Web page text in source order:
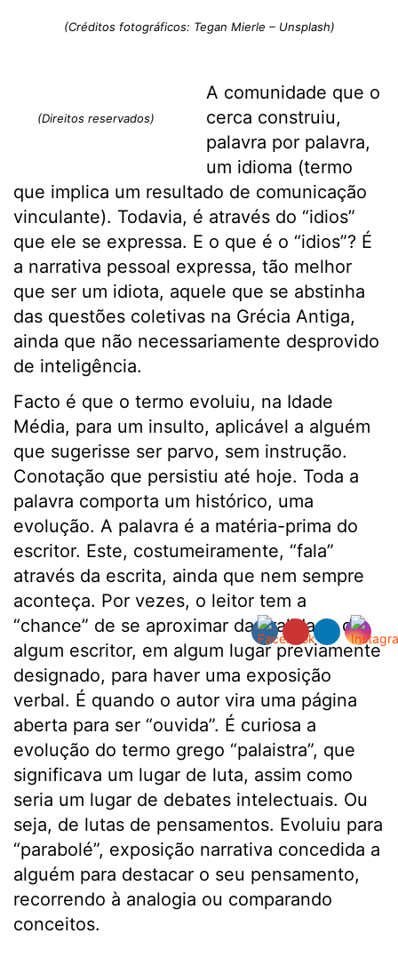
(Créditos fotográficos: Tegan Mierle – Unsplash)
(Direitos reservados)
A comunidade que o
cerca construiu,
palavra por palavra,
um idioma (termo
que implica um resultado de comunicação
vinculante). Todavia, é através do “idios”
que ele se expressa. E o que é o “idios”? É
a narrativa pessoal expressa, tão melhor
que ser um idiota, aquele que se abstinha
das questões coletivas na Grécia Antiga,
ainda que não necessariamente desprovido
de inteligência.
Facto é que o termo evoluiu, na Idade
Média, para um insulto, aplicável a alguém
que sugerisse ser parvo, sem instrução.
Conotação que persistiu até hoje. Toda a
palavra comporta um histórico, uma
evolução. A palavra é a matéria-prima do
escritor. Este, costumeiramente, “fala”
através da escrita, ainda que nem sempre
aconteça. Por vezes, o leitor tem a
“chance” de se aproximar da oralidade de
algum escritor, em algum lugar previamente
designado, para haver uma exposição
verbal. É quando o autor vira uma página
aberta para ser “ouvida”. É curiosa a
evolução do termo grego “palaistra”, que
significava um lugar de luta, assim como
seria um lugar de debates intelectuais. Ou
seja, de lutas de pensamentos. Evoluiu para
“parabolé”, exposição narrativa concedida a
alguém para destacar o seu pensamento,
recorrendo à analogia ou comparando
conceitos.